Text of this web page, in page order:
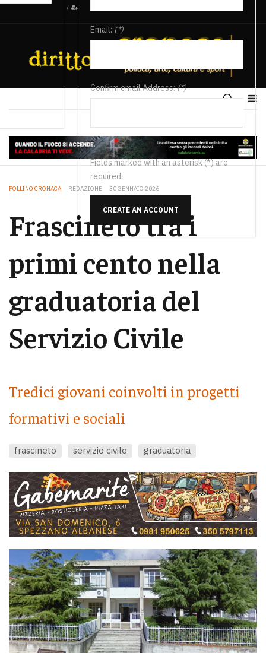
/
Email: (*)
Confirm email Address:(*)
Fields marked with an asterisk (*) are
required.
CREATE AN ACCOUNT
POLLINO CRONACA REDAZIONE 30 GENNAIO 2026
Frascineto tra i
primi cento nella
graduatoria del
Servizio Civile
Tredici giovani coinvolti in progetti
formativi e sociali
frascineto servizio civile graduatoria